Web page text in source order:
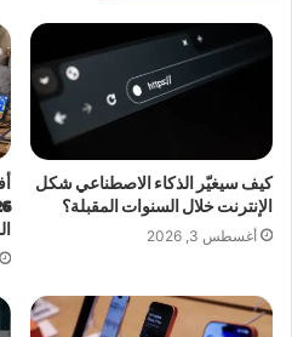
كيف سيغيّر الذكاء الاصطناعي شكل
الإنترنت خلال السنوات المقبلة؟
أغسطس 3, 2026